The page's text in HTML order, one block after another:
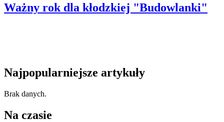
Ważny rok dla kłodzkiej "Budowlanki"
Najpopularniejsze artykuły
Brak danych.
Na czasie